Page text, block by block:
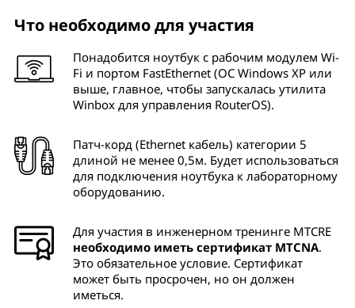
Что необходимо для участия
Понадобится ноутбук с рабочим модулем Wi-
Fi и портом FastEthernet (ОС Windows XP или
выше, главное, чтобы запускалась утилита
Winbox для управления RouterOS).
Патч-корд (Ethernet кабель) категории 5
длиной не менее 0,5м. Будет использоваться
для подключения ноутбука к лабораторному
оборудованию.
Для участия в инженерном тренинге MTCRE
необходимо иметь сертификат MTCNA.
Это обязательное условие. Сертификат
может быть просрочен, но он должен
иметься.